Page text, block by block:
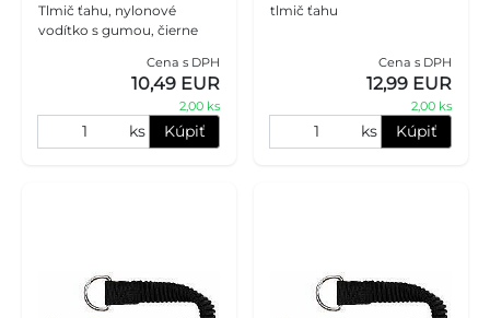
Tlmič ťahu, nylonové
vodítko s gumou, čierne
Cena s DPH
10,49 EUR
2,00 ks
ks Kúpiť
tlmič ťahu
Cena s DPH
12,99 EUR
2,00 ks
ks Kúpiť